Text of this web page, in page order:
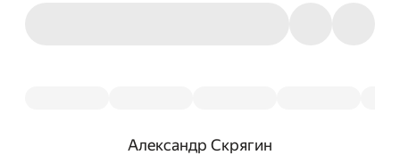
Александр Скрягин